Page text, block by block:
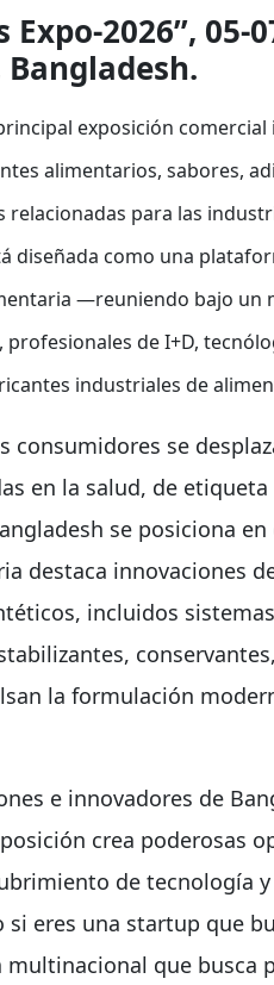
2026”, 05-
Bangladesh.
exposición
alimentarios, sabores,
relacionadas para las
diseñada como una
—reuniendo bajo un
de I+D,
industriales de
consumidores se
en la salud, de
se posiciona
destaca innovaciones
incluidos
la formulación
e innovadores de
crea poderosas
de tecnología y
eres una startup que
que busca